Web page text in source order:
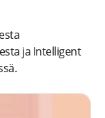
ja Intelligent